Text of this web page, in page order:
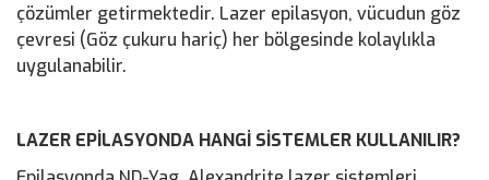
çözümler getirmektedir. Lazer epilasyon, vücudun göz
çevresi (Göz çukuru hariç) her bölgesinde kolaylıkla
uygulanabilir.
LAZER EPİLASYONDA HANGİ SİSTEMLER KULLANILIR?